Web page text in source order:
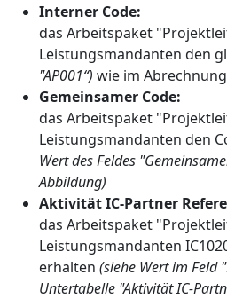
Interner Code:
das Arbeitspaket
Leistungsmandanten den
"AP001“) wie im
Gemeinsamer Code:
das Arbeitspaket
Leistungsmandanten den
Wert des Feldes
Abbildung)
Aktivität IC-Partner
das Arbeitspaket
Leistungsmandanten
erhalten (siehe Wert im Feld
Untertabelle "Aktivität IC-